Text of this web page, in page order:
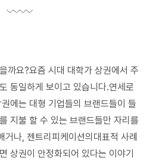
까요?요즘 시대 대학가 상권에서 주
동일하게 보이고 있습니다.연세로
에는 대형 기업들의 브랜드들이 들
지불 할 수 있는 브랜드들만 자리를
나, 젠트리피케이션의대표적 사례
상권이 안정화되어 있다는 이야기